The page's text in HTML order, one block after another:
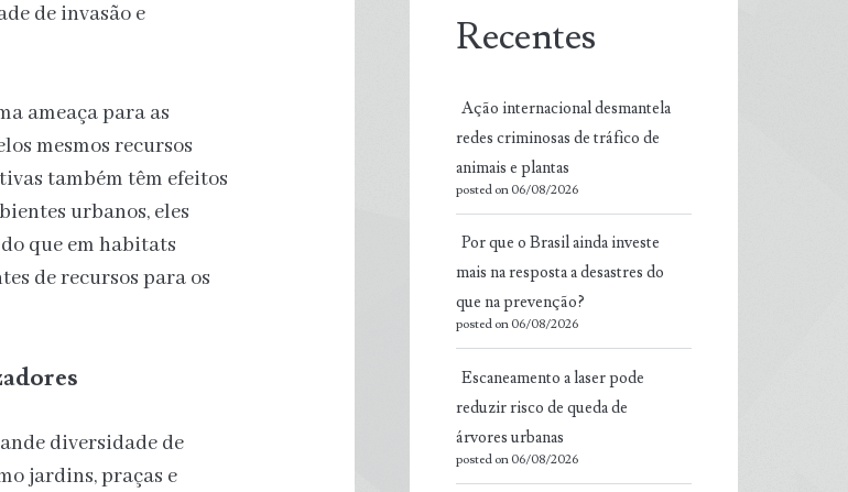
de invasão e
ameaça para as
mesmos recursos
também têm efeitos
urbanos, eles
que em habitats
de recursos para os
diversidade de
jardins, praças e
Recentes
Ação internacional desmantela
redes criminosas de tráfico de
animais e plantas
posted on 06/08/2026
Por que o Brasil ainda investe
mais na resposta a desastres do
que na prevenção?
posted on 06/08/2026
Escaneamento a laser pode
reduzir risco de queda de
árvores urbanas
posted on 06/08/2026